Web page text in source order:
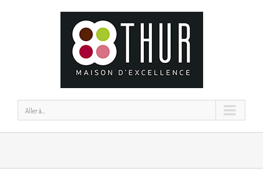
Aller à...